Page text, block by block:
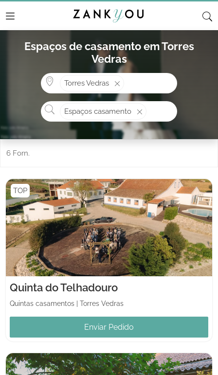
Espaços de casamento em Torres
Vedras
Torres Vedras
O que procura?
Espaços casamento
6 Forn.
TOP
Quinta do Telhadouro
Quintas casamentos Torres Vedras
Enviar Pedido